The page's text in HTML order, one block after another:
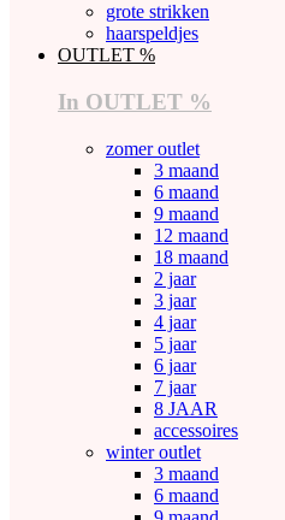
grote strikken
haarspeldjes
OUTLET %
In OUTLET %
zomer outlet
3 maand
6 maand
9 maand
12 maand
18 maand
2 jaar
3 jaar
4 jaar
5 jaar
6 jaar
7 jaar
8 JAAR
accessoires
winter outlet
3 maand
6 maand